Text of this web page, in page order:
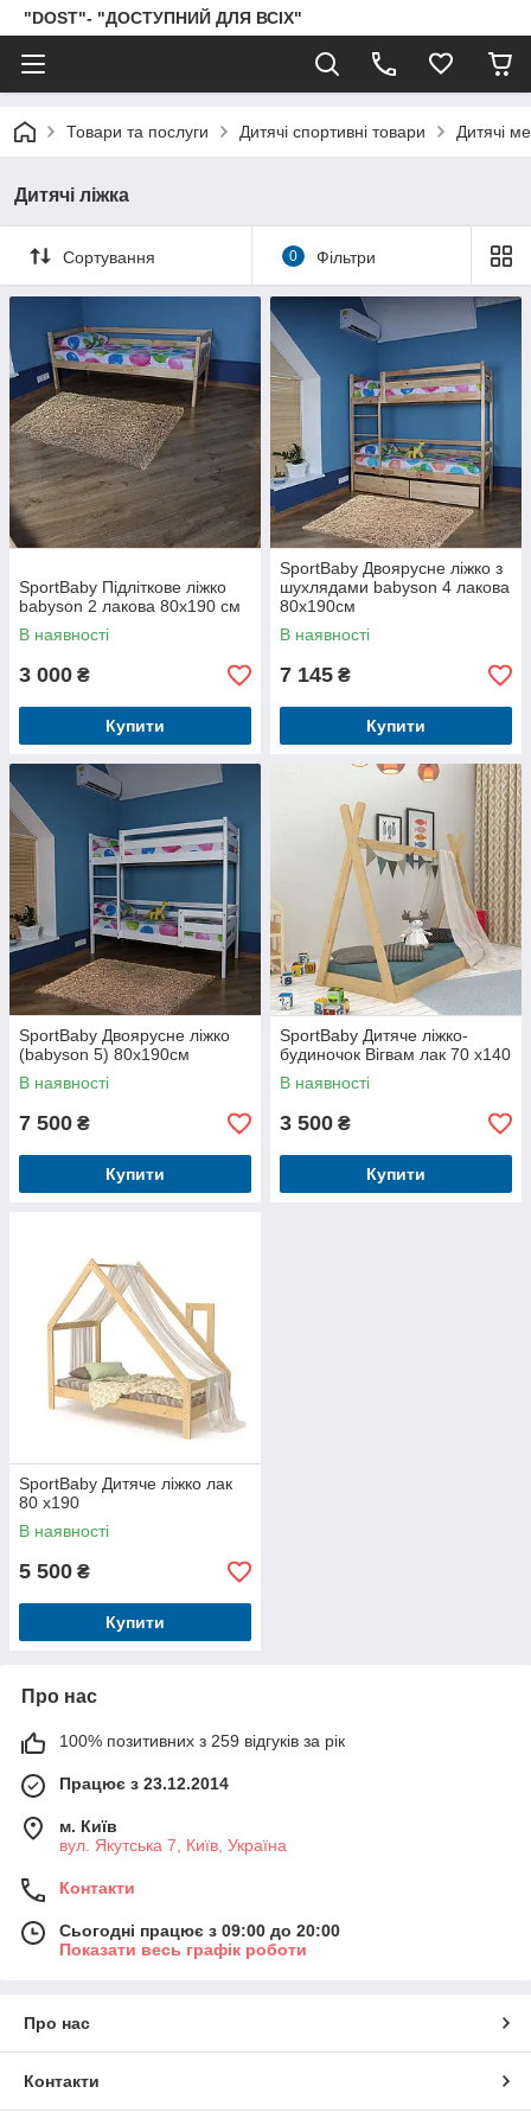
"DOST"- "ДОСТУПНИЙ ДЛЯ ВСІХ"
Товари та послуги Дитячі спортивні товари Дитячі
Дитячі ліжка
Сортування 0 Фільтри
SportBaby Підліткове ліжко
babyson 2 лакова 80x190 см
В наявності
3 000 ₴
Купити
SportBaby Двоярусне ліжко з
шухлядами babyson 4 лакова
80x190см
В наявності
7 145 ₴
Купити
SportBaby Двоярусне ліжко
(babyson 5) 80x190см
В наявності
7 500 ₴
Купити
SportBaby Дитяче ліжко-
будиночок Вігвам лак 70 х140
В наявності
3 500 ₴
Купити
SportBaby Дитяче ліжко лак
80 х190
В наявності
5 500 ₴
Купити
Про нас
100% позитивних з 259 відгуків за рік
Працює з 23.12.2014
м. Київ
вул. Якутська 7, Київ, Україна
Контакти
Сьогодні працює з 09:00 до 20:00
Показати весь графік роботи
Про нас
Контакти